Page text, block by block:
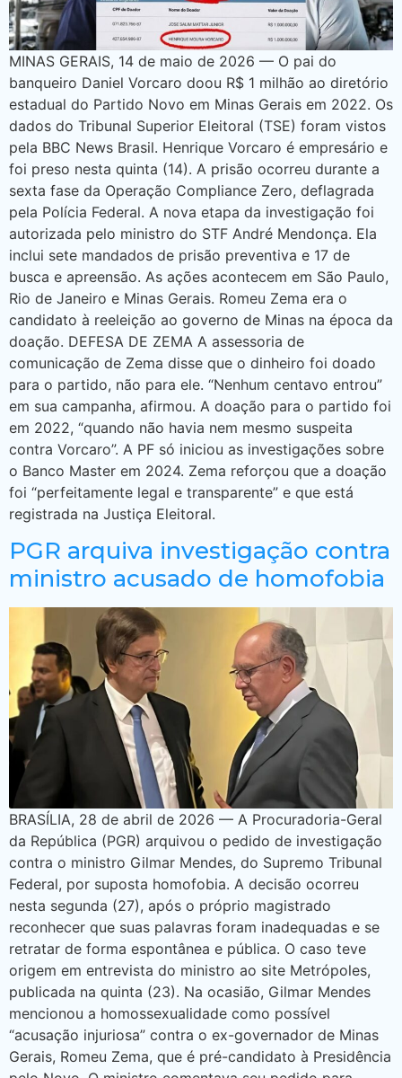
MINAS GERAIS, 14 de maio de 2026 — O pai do
banqueiro Daniel Vorcaro doou R$ 1 milhão ao diretório
estadual do Partido Novo em Minas Gerais em 2022. Os
dados do Tribunal Superior Eleitoral (TSE) foram vistos
pela BBC News Brasil. Henrique Vorcaro é empresário e
foi preso nesta quinta (14). A prisão ocorreu durante a
sexta fase da Operação Compliance Zero, deflagrada
pela Polícia Federal. A nova etapa da investigação foi
autorizada pelo ministro do STF André Mendonça. Ela
inclui sete mandados de prisão preventiva e 17 de
busca e apreensão. As ações acontecem em São Paulo,
Rio de Janeiro e Minas Gerais. Romeu Zema era o
candidato à reeleição ao governo de Minas na época da
doação. DEFESA DE ZEMA A assessoria de
comunicação de Zema disse que o dinheiro foi doado
para o partido, não para ele. “Nenhum centavo entrou”
em sua campanha, afirmou. A doação para o partido foi
em 2022, “quando não havia nem mesmo suspeita
contra Vorcaro”. A PF só iniciou as investigações sobre
o Banco Master em 2024. Zema reforçou que a doação
foi “perfeitamente legal e transparente” e que está
registrada na Justiça Eleitoral.
PGR arquiva investigação contra
ministro acusado de homofobia
BRASÍLIA, 28 de abril de 2026 — A Procuradoria-Geral
da República (PGR) arquivou o pedido de investigação
contra o ministro Gilmar Mendes, do Supremo Tribunal
Federal, por suposta homofobia. A decisão ocorreu
nesta segunda (27), após o próprio magistrado
reconhecer que suas palavras foram inadequadas e se
retratar de forma espontânea e pública. O caso teve
origem em entrevista do ministro ao site Metrópoles,
publicada na quinta (23). Na ocasião, Gilmar Mendes
mencionou a homossexualidade como possível
“acusação injuriosa” contra o ex-governador de Minas
Gerais, Romeu Zema, que é pré-candidato à Presidência